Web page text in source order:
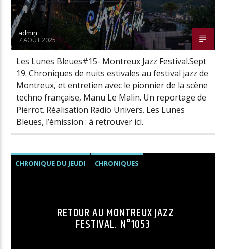
admin
7 AOÛT 2025
Les Lunes Bleues#15- Montreux Jazz Festival.Sept
19. Chroniques de nuits estivales au festival jazz de
Montreux, et entretien avec le pionnier de la scène
techno française, Manu Le Malin. Un reportage de
Pierrot. Réalisation Radio Univers. Les Lunes
Bleues, l’émission : à retrouver ici.
CHRONIQUE DU JEUDI CHRONIQUES
RETOUR AU MONTREUX JAZZ
FESTIVAL. N°1053